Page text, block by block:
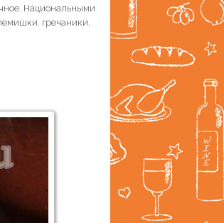
Национальными
гречаники,